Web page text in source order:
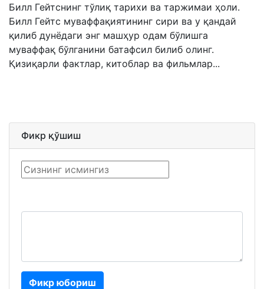
Билл Гейтснинг тўлиқ тарихи ва таржимаи ҳоли.
Билл Гейтс муваффақиятининг сири ва у қандай
қилиб дунёдаги энг машҳур одам бўлишга
муваффақ бўлганини батафсил билиб олинг.
Қизиқарли фактлар, китоблар ва фильмлар...
Фикр қўшиш
Фикр юбориш